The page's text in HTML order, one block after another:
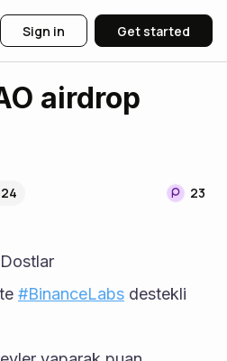
Sign in Get started
airdrop
23
#BinanceLabs